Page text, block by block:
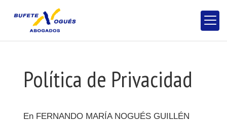
Política de Privacidad
En FERNANDO MARÍA NOGUÉS GUILLÉN